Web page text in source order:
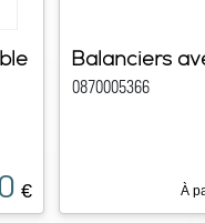
€
Balanciers
0870005366
À